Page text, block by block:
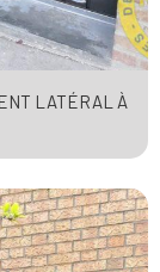
LATÉRAL À